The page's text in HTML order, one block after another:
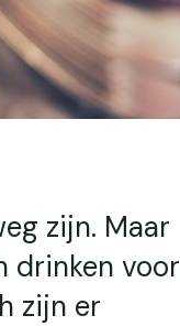
zijn. Maar
drinken voor
zijn er